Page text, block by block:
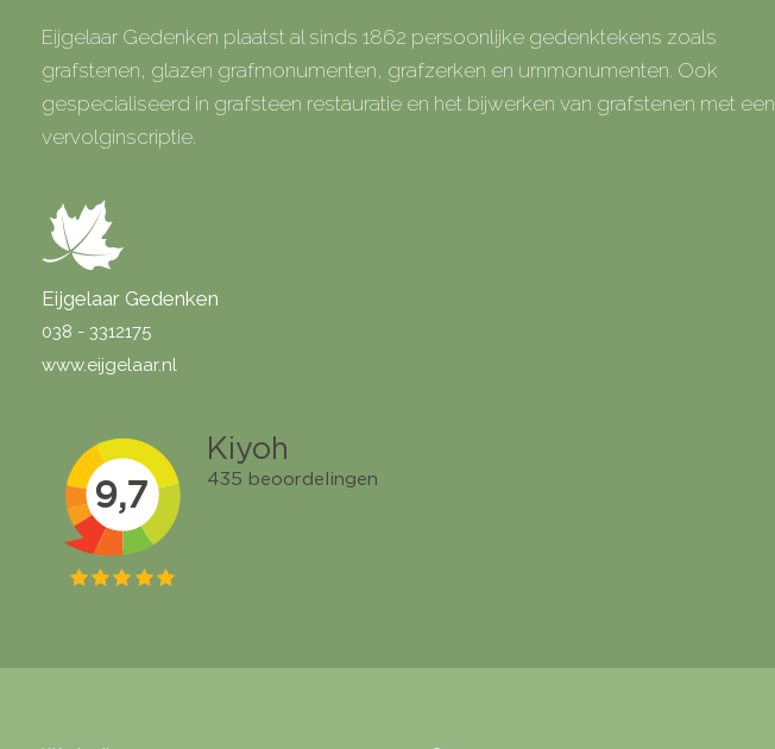
Eijgelaar Gedenken plaatst al sinds 1862 persoonlijke gedenktekens zoals
grafstenen, glazen grafmonumenten, grafzerken en urnmonumenten. Ook
gespecialiseerd in grafsteen restauratie en het bijwerken van grafstenen met een
vervolginscriptie.
Eijgelaar Gedenken
038 - 3312175
www.eijgelaar.nl